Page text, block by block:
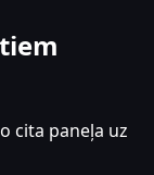
cita paneļa uz